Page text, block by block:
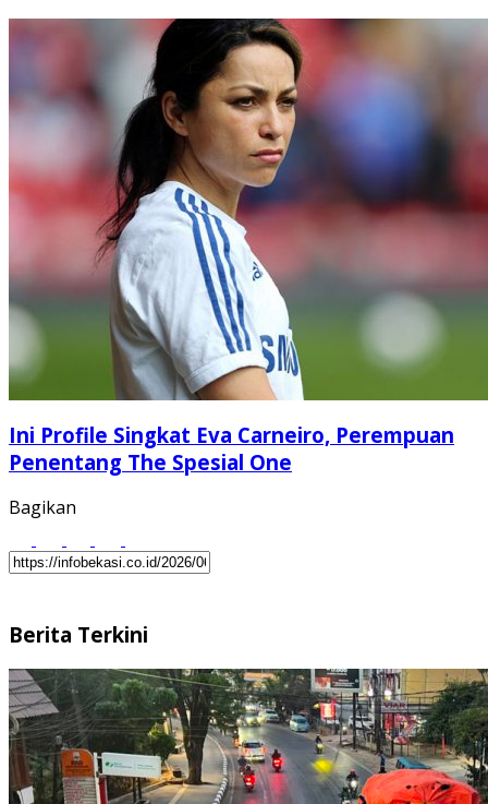
Ini Profile Singkat Eva Carneiro, Perempuan
Penentang The Spesial One
Bagikan
Berita Terkini